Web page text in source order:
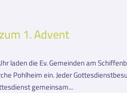
1. Advent
laden die Ev. Gemeinden am
Pohlheim ein. Jeder
gemeinsam...